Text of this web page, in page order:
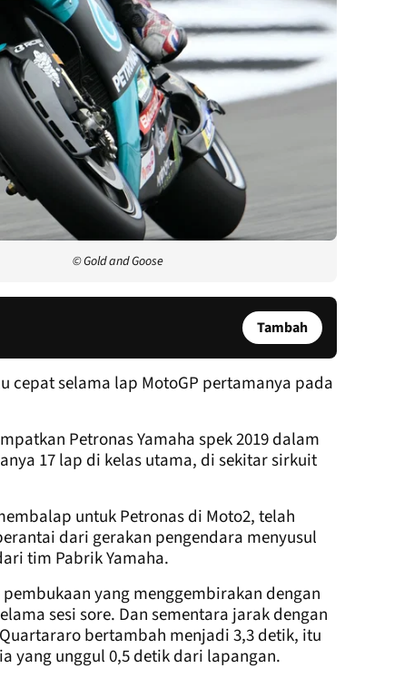
© Gold and Goose
Tambah
cepat selama lap MotoGP pertamanya pada
Petronas Yamaha spek 2019 dalam
17 lap di kelas utama, di sekitar sirkuit
untuk Petronas di Moto2, telah
dari gerakan pengendara menyusul
tim Pabrik Yamaha.
yang menggembirakan dengan
sesi sore. Dan sementara jarak dengan
bertambah menjadi 3,3 detik, itu
yang unggul 0,5 detik dari lapangan.